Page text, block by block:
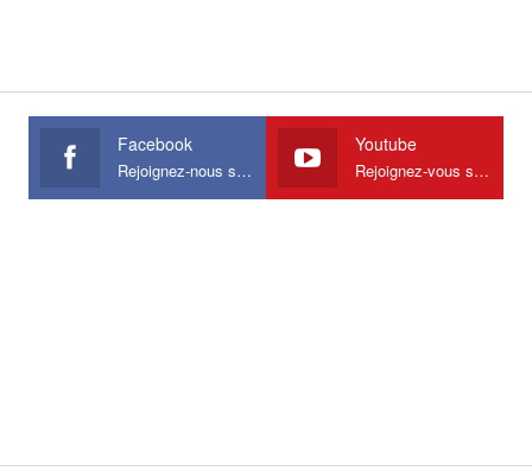
Facebook
Rejoignez-nous sur Facebook
Youtube
Rejoignez-vous sur Youtube